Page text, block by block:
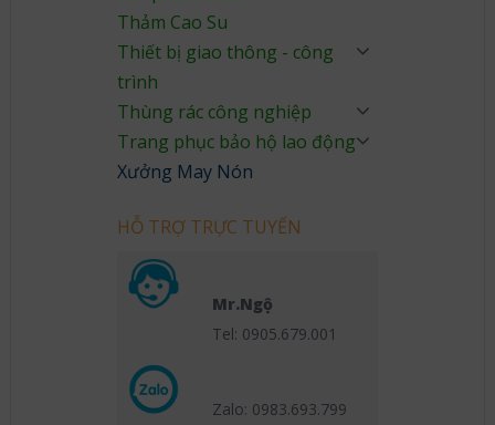
Thảm Cao Su
Thiết bị giao thông - công
trình
Thùng rác công nghiệp
Trang phục bảo hộ lao động
Xưởng May Nón
HỖ TRỢ TRỰC TUYẾN
Mr.Ngộ
Tel: 0905.679.001
Zalo: 0983.693.799